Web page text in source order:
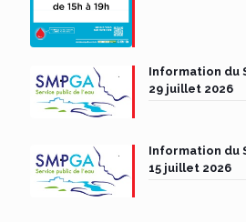
Information du
29 juillet 2026
Information du
15 juillet 2026